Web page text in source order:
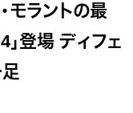
モラントの最
」登場 ディフェ